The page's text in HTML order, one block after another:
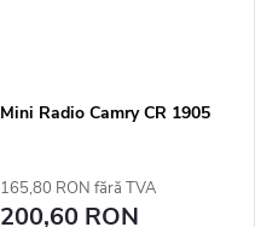
Mini Radio Camry CR 1905
165,80 RON fără TVA
200,60 RON